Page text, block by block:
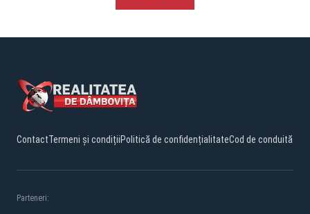
ContactTermeni și condițiiPolitică de confidențialitateCod de conduită
Parteneri: